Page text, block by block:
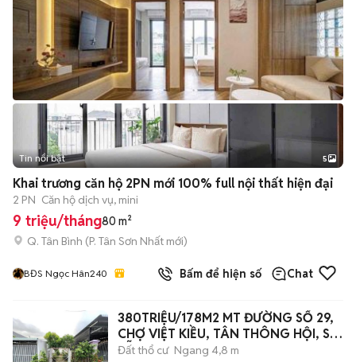
Tin nổi bật 5
Khai trương căn hộ 2PN mới 100% full nội thất hiện đại
2 PN Căn hộ dịch vụ, mini
9 triệu/tháng80 m²
Q. Tân Bình (P. Tân Sơn Nhất mới)
BĐS Ngọc Hân240 Bấm để hiện số Chat
380TRIỆU/178M2 MT ĐƯỜNG SỐ 29,
CHỢ VIỆT KIỀU, TÂN THÔNG HỘI, SỔ
SẴN
Đất thổ cư Ngang 4,8 m